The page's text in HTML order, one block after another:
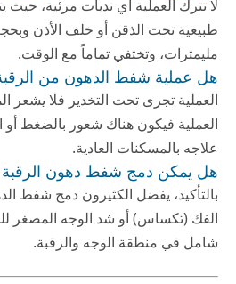
لا تترك العملية أي ندبات مرئية، حيث
طبيعية تحت الذقن أو خلف الأذن
مليمترات، وتختفي تماماً مع الوقت.
هل عملية شفط الدهون من
العملية تجرى تحت التخدير فلا يشعر
العملية فيكون هناك شعور بالضغط أو
علاجه بالمسكنات العادية.
هل يمكن دمج شفط دهون
بالتأكيد، يفضل الكثيرون دمج شفط
الفك (تكساس) أو شد الوجه المصغر
شامل في منطقة الوجه والرقبة.